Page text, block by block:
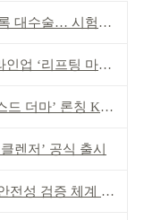
… 시험자료 공용 허용
리프팅 마스크’ 출시
론칭 K더마 육성 박차
렌저’ 공식 출시
검증 체계 구축